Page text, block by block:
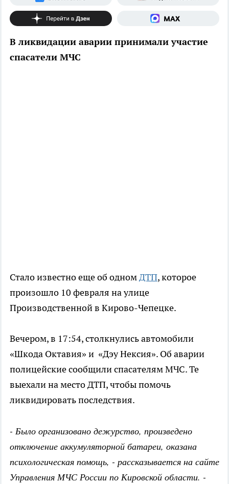
В ликвидации аварии принимали участие
спасатели МЧС
Стало известно еще об одномДТП, которое
произошло 10 февраля на улице
Производственной в Кирово-Чепецке.
Вечером, в 17:54, столкнулись автомобили
«Шкода Октавия» и «Дэу Нексия». Об аварии
полицейские сообщили спасателям МЧС. Те
выехали на место ДТП, чтобы помочь
ликвидировать последствия.
- Было организовано дежурство, произведено
отключение аккумуляторной батареи, оказана
психологическая помощь, - рассказывается на сайте
Управления МЧС России по Кировской области. -